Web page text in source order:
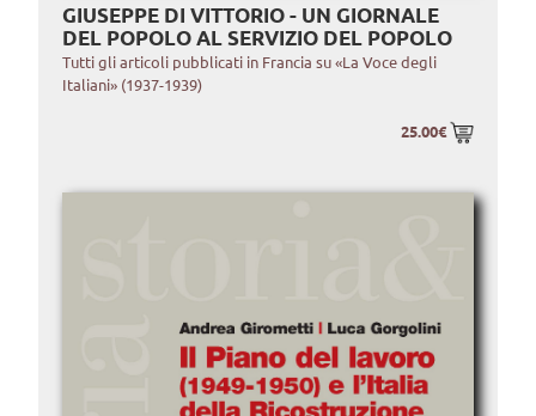
GIUSEPPE DI VITTORIO - UN GIORNALE
DEL POPOLO AL SERVIZIO DEL POPOLO
Tutti gli articoli pubblicati in Francia su «La Voce degli
Italiani» (1937-1939)
25.00€